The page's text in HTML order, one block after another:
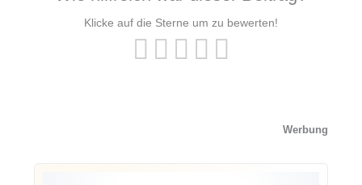
Klicke auf die Sterne um zu bewerten!
Werbung